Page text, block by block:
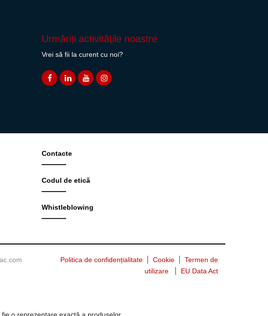
Urmăriți activitățile noastre
Vrei să fii la curent cu noi?
Contacte
Codul de etică
Whistleblowing
Politica de confidențialitate Cookie
Termen de
utilizare
EU Data Act